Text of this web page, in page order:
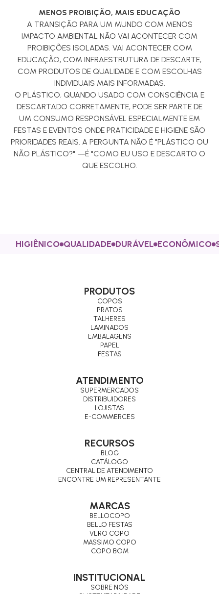
MENOS PROIBIÇÃO, MAIS EDUCAÇÃO
A TRANSIÇÃO PARA UM MUNDO COM MENOS
IMPACTO AMBIENTAL NÃO VAI ACONTECER COM
PROIBIÇÕES ISOLADAS. VAI ACONTECER COM
EDUCAÇÃO, COM INFRAESTRUTURA DE DESCARTE,
COM PRODUTOS DE QUALIDADE E COM ESCOLHAS
INDIVIDUAIS MAIS INFORMADAS.
O PLÁSTICO, QUANDO USADO COM CONSCIÊNCIA E
DESCARTADO CORRETAMENTE, PODE SER PARTE DE
UM CONSUMO RESPONSÁVEL ESPECIALMENTE EM
FESTAS E EVENTOS ONDE PRATICIDADE E HIGIENE SÃO
PRIORIDADES REAIS. A PERGUNTA NÃO É "PLÁSTICO OU
NÃO PLÁSTICO?" —É "COMO EU USO E DESCARTO O
QUE ESCOLHO.
HIGIÊNICO QUALIDADE DURÁVEL ECONÔMICO
PRODUTOS
COPOS
PRATOS
TALHERES
LAMINADOS
EMBALAGENS
PAPEL
FESTAS
ATENDIMENTO
SUPERMERCADOS
DISTRIBUIDORES
LOJISTAS
E-COMMERCES
RECURSOS
BLOG
CATÁLOGO
CENTRAL DE ATENDIMENTO
ENCONTRE UM REPRESENTANTE
MARCAS
BELLOCOPO
BELLO FESTAS
VERO COPO
MASSIMO COPO
COPO BOM
INSTITUCIONAL
SOBRE NÓS